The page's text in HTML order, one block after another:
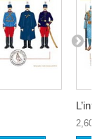
2,60 €